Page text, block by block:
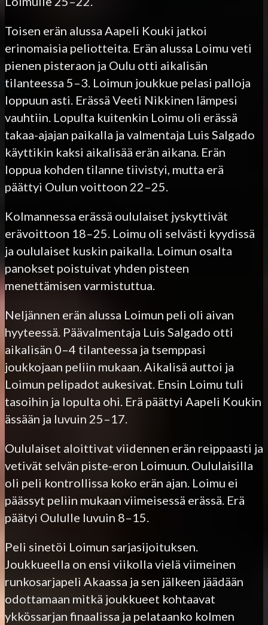
Toisen erän alussa Aapeli Kouki jatkoi
erinomaisia peliotteita. Erän alussa Loimu veti
pienen pisteraon ja Oulu otti aikalisän
tilanteessa 5–3. Loimun joukkue pelasi palloja
loppuun asti. Erässä Veeti Nikkinen lämpesi
vauhtiin. Lopulta kuitenkin Loimu oli erässä
takaa-ajajan paikalla ja valmentaja Luis Salgado
käyttikin kaksi aikalisää erän aikana. Erän
loppua kohden tilanne tiivistyi, mutta erä
päättyi Oulun voittoon 22–25.
Kolmannessa erässä oululaiset jyskyttivät
erävoittoon 18–25. Loimu oli selvästi kyydissä
ja oululaiset kuskin paikalla. Loimun osalta
panokset poistuivat yhden pisteen
menettämisen varmistuttua.
Neljännen erän alussa Loimun peli oli aivan
hyyteessä. Päävalmentaja Luis Salgado otti
aikalisän 0–4 tilanteessa ja tsemppasi
joukkojaan peliin mukaan. Aikalisä auttoi ja
Loimun pelipadot aukesivat. Ensin Loimu tuli
tasoihin ja lopulta ohi. Erä päättyi Aapeli Koukin
ässään ja luvuin 25–17.
Oululaiset aloittivat viidennen erän reippaasti ja
vetivät selvän piste-eron Loimuun. Oululaisilla
oli peli kontrollissa koko erän ajan. Loimu ei
päässyt peliin mukaan viimeisessä erässä. Erä
päätyi Oululle luvuin 8–15.
Peli sinetöi Loimun sarjasijoituksen.
Joukkueella on ensi viikolla vielä viimeinen
runkosarjapeli Akaassa ja sen jälkeen jäädään
odottamaan mitkä joukkueet kohtaavat
ykkössarjan finaalissa ja pelataanko kolmen